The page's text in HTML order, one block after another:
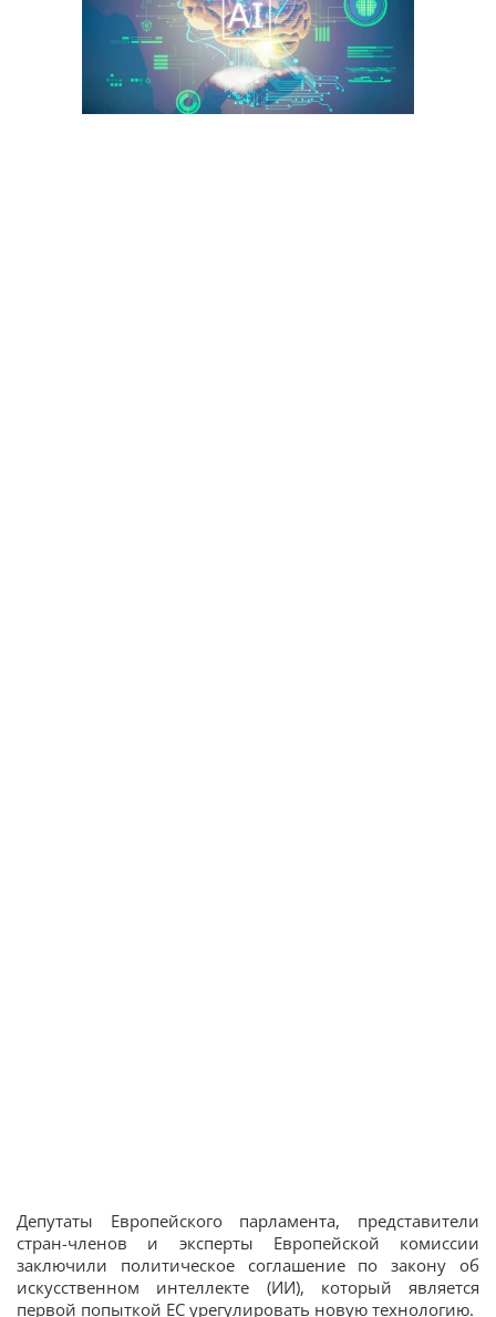
Депутаты Европейского парламента, представители
стран-членов и эксперты Европейской комиссии
заключили политическое соглашение по закону об
искусственном интеллекте (ИИ), который является
первой попыткой ЕС урегулировать новую технологию.